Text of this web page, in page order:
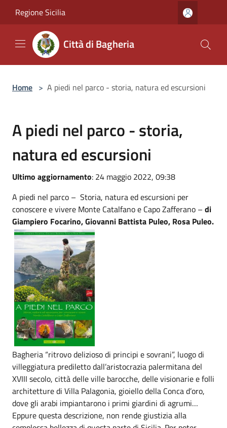
Regione Sicilia
Città di Bagheria
Home > A piedi nel parco - storia, natura ed escursioni
A piedi nel parco - storia,
natura ed escursioni
Ultimo aggiornamento: 24 maggio 2022, 09:38
A piedi nel parco – Storia, natura ed escursioni per
conoscere e vivere Monte Catalfano e Capo Zafferano – di
Giampiero Focarino, Giovanni Battista Puleo, Rosa Puleo.
Bagheria “ritrovo delizioso di principi e sovrani”, luogo di
villeggiatura prediletto dall’aristocrazia palermitana del
XVIII secolo, città delle ville barocche, delle visionarie e folli
architetture di Villa Palagonia, gioiello della Conca d’oro,
dove gli arabi impiantarono i primi giardini di agrumi…
Eppure questa descrizione, non rende giustizia alla